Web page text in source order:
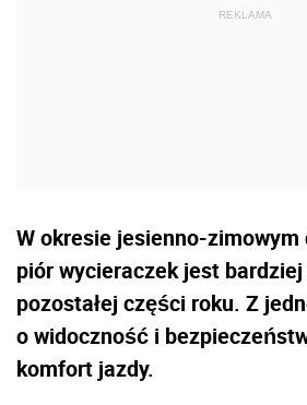
W okresie jesienno-zimowym
piór wycieraczek jest
pozostałej części roku. Z
o widoczność i
komfort jazdy.